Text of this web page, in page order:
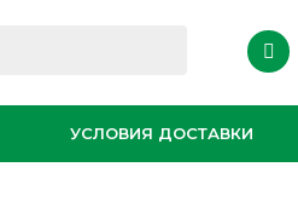
УСЛОВИЯ ДОСТАВКИ